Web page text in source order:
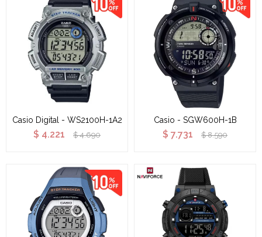
Casio Digital - WS2100H-1A2
$ 4.221 $ 4.690
Casio - SGW600H-1B
$ 7.731 $ 8.590